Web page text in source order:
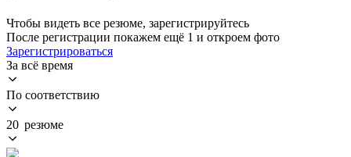
Чтобы видеть все резюме, зарегистрируйтесь
После регистрации покажем ещё 1 и откроем фото
Зарегистрироваться
За всё время
По соответствию
20 резюме